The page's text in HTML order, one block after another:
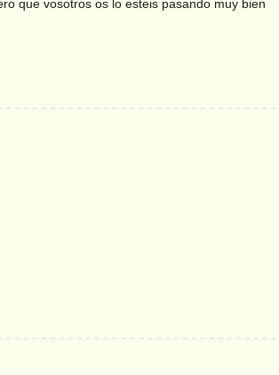
que vosotros os lo esteis pasando muy bien